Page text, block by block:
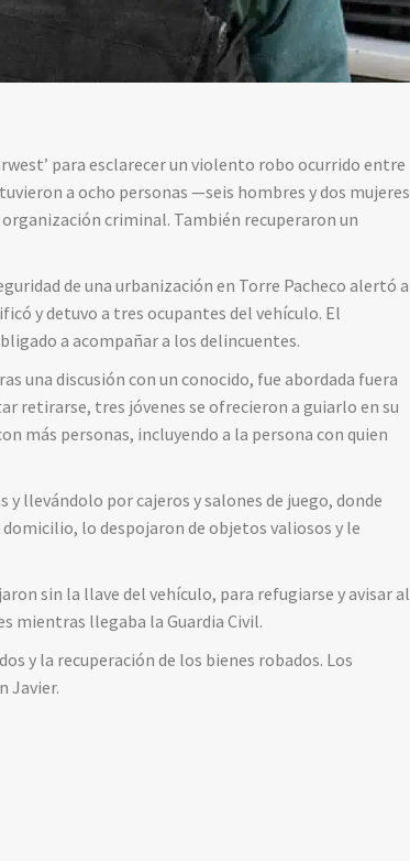
para esclarecer un violento robo ocurrido entre
a ocho personas —seis hombres y dos mujeres
criminal. También recuperaron un
de una urbanización en Torre Pacheco alertó a
y detuvo a tres ocupantes del vehículo. El
a acompañar a los delincuentes.
una discusión con un conocido, fue abordada fuera
retirarse, tres jóvenes se ofrecieron a guiarlo en su
más personas, incluyendo a la persona con quien
llevándolo por cajeros y salones de juego, donde
lo despojaron de objetos valiosos y le
sin la llave del vehículo, para refugiarse y avisar al
mientras llegaba la Guardia Civil.
y la recuperación de los bienes robados. Los
Javier.